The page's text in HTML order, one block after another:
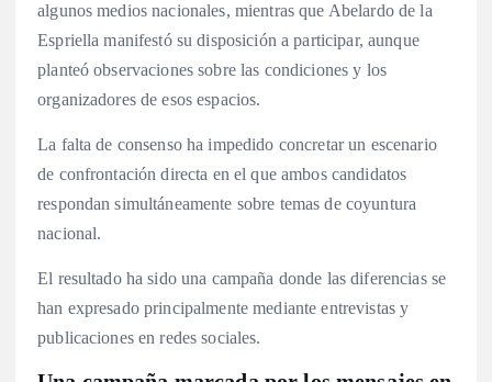
algunos medios nacionales, mientras que Abelardo de la
Espriella manifestó su disposición a participar, aunque
planteó observaciones sobre las condiciones y los
organizadores de esos espacios.
La falta de consenso ha impedido concretar un escenario
de confrontación directa en el que ambos candidatos
respondan simultáneamente sobre temas de coyuntura
nacional.
El resultado ha sido una campaña donde las diferencias se
han expresado principalmente mediante entrevistas y
publicaciones en redes sociales.